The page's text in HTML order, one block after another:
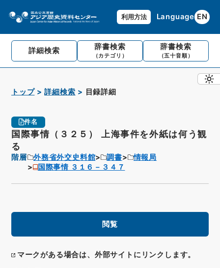
利用方法 Language EN
詳細検索 辞書検索
（カテゴリ）
辞書検索
（五十音順）
トップ 詳細検索 目録詳細
件名
国際事情（３２５） 上海事件を外紙は何う観
る
階層 外務省外交史料館 調書
情報局
国際事情 ３１６－３４７
閲覧
マークがある場合は、外部サイトにリンクします。